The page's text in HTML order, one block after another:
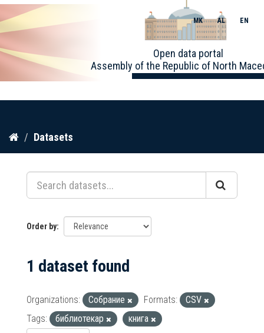
Skip
content
Open data portal
Assembly of the Republic of North
MK AL EN
Datasets
Order by
1 dataset found
Organizations: Собрание Formats:
CSV
Tags:
библиотекар книга